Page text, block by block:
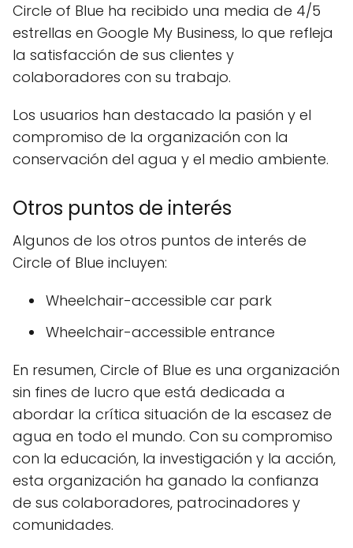
Circle of Blue ha recibido una media de 4/5
estrellas en Google My Business, lo que refleja
la satisfacción de sus clientes y
colaboradores con su trabajo.
Los usuarios han destacado la pasión y el
compromiso de la organización con la
conservación del agua y el medio ambiente.
Otros puntos de interés
Algunos de los otros puntos de interés de
Circle of Blue incluyen:
Wheelchair-accessible car park
Wheelchair-accessible entrance
En resumen, Circle of Blue es una organización
sin fines de lucro que está dedicada a
abordar la crítica situación de la escasez de
agua en todo el mundo. Con su compromiso
con la educación, la investigación y la acción,
esta organización ha ganado la confianza
de sus colaboradores, patrocinadores y
comunidades.